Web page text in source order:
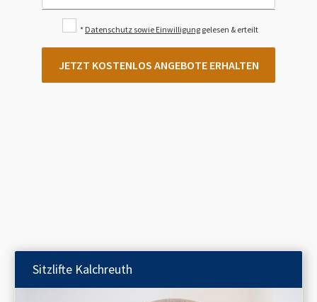
* Datenschutz sowie Einwilligung gelesen & erteilt
JETZT KOSTENLOS ANGEBOTE ERHALTEN
Sitzlifte Kalchreuth